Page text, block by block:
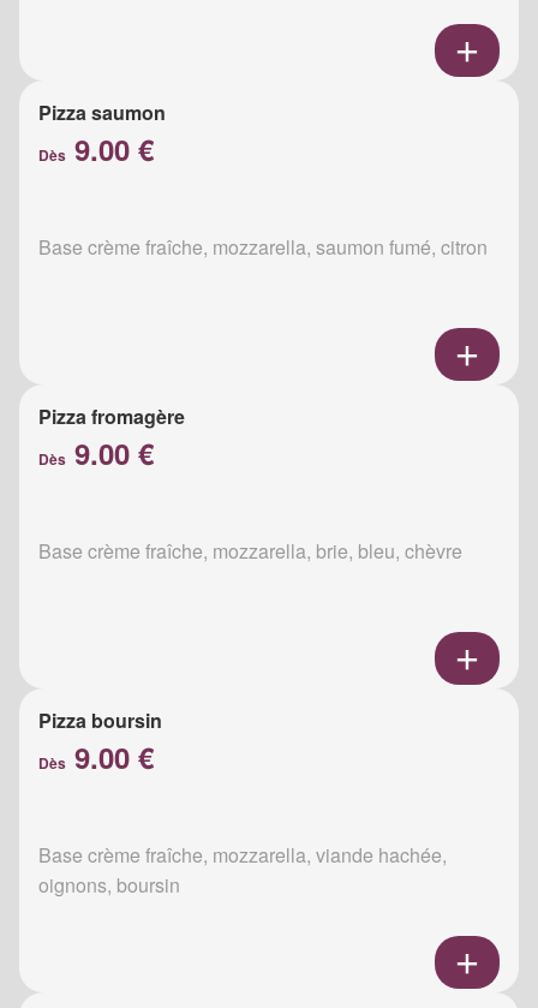
Pizza saumon
Dès 9.00 €
Base crème fraîche, mozzarella, saumon fumé, citron
Pizza fromagère
Dès 9.00 €
Base crème fraîche, mozzarella, brie, bleu, chèvre
Pizza boursin
Dès 9.00 €
Base crème fraîche, mozzarella, viande hachée,
oignons, boursin